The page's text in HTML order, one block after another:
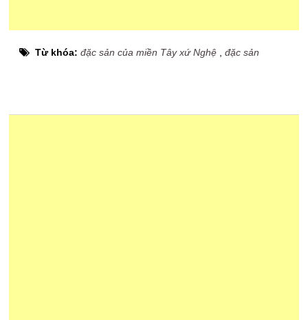
Từ khóa:đặc sản của miền Tây xứ Nghệ ,đặc sản